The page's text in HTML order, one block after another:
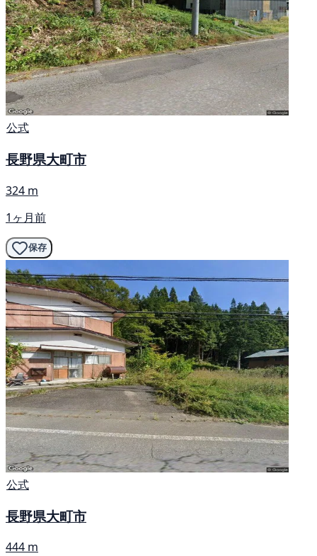
公式
長野県大町市
324 m
1ヶ月前
保存
公式
長野県大町市
444 m